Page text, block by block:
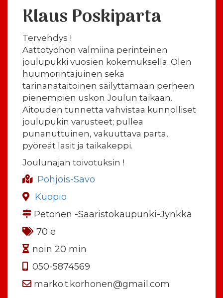
Klaus Poskiparta
Tervehdys !
Aattotyöhön valmiina perinteinen
joulupukki vuosien kokemuksella. Olen
huumorintajuinen sekä
tarinanataitoinen säilyttämään perheen
pienempien uskon Joulun taikaan.
Aitouden tunnetta vahvistaa kunnolliset
joulupukin varusteet; pullea
punanuttuinen, vakuuttava parta,
pyöreät lasit ja taikakeppi.
Joulunajan toivotuksin !
Pohjois-Savo
Kuopio
Petonen -Saaristokaupunki-Jynkkä
70 e
noin 20 min
050-5874569
marko.t.korhonen@gmail.com